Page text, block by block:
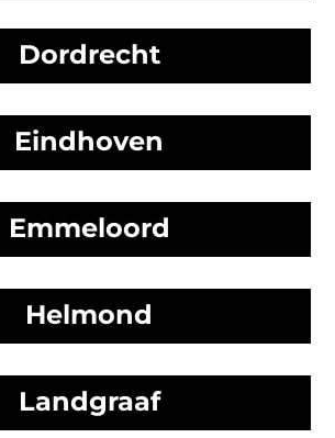
Dordrecht
Eindhoven
Emmeloord
Helmond
Landgraaf